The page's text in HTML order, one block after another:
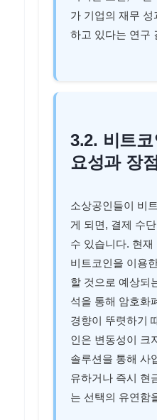
가 기업의 재무 성
하고 있다는 연구
3.2. 비트
요성과 장점
소상공인들이 비
게 되면, 결제 수
수 있습니다. 현
비트코인을 이용
할 것으로 예상되
석을 통해 암호화
경향이 뚜렷하기
인은 변동성이 크
솔루션을 통해 사
유하거나 즉시 현
는 선택의 유연함